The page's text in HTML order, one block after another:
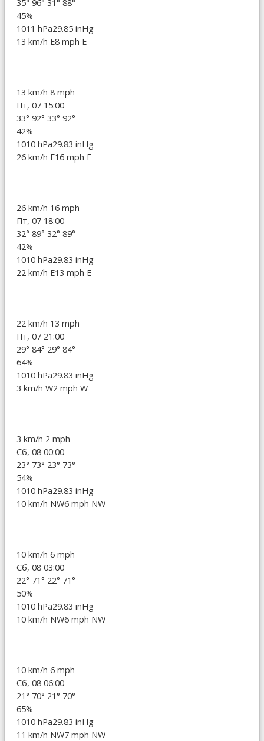
35° 96° 31° 88°
45%
1011 hPa29.85 inHg
13 km/h E8 mph E
13 km/h 8 mph
Пт, 07 15:00
33° 92° 33° 92°
42%
1010 hPa29.83 inHg
26 km/h E16 mph E
26 km/h 16 mph
Пт, 07 18:00
32° 89° 32° 89°
42%
1010 hPa29.83 inHg
22 km/h E13 mph E
22 km/h 13 mph
Пт, 07 21:00
29° 84° 29° 84°
64%
1010 hPa29.83 inHg
3 km/h W2 mph W
3 km/h 2 mph
Сб, 08 00:00
23° 73° 23° 73°
54%
1010 hPa29.83 inHg
10 km/h NW6 mph NW
10 km/h 6 mph
Сб, 08 03:00
22° 71° 22° 71°
50%
1010 hPa29.83 inHg
10 km/h NW6 mph NW
10 km/h 6 mph
Сб, 08 06:00
21° 70° 21° 70°
65%
1010 hPa29.83 inHg
11 km/h NW7 mph NW